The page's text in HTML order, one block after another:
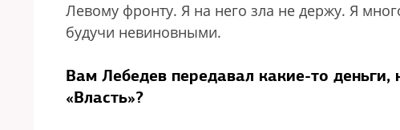
Левому фронту. Я на него зла не держу. Я
будучи невиновными.
Вам Лебедев передавал какие-то
«Власть»?